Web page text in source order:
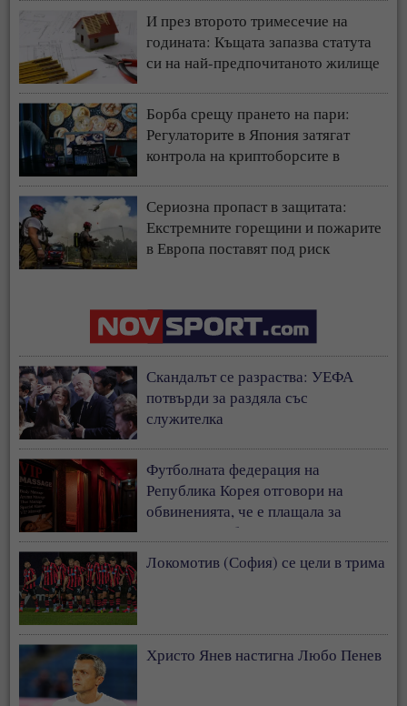
И през второто тримесечие на
годината: Къщата запазва статута
си на най-предпочитаното жилище
Борба срещу прането на пари:
Регулаторите в Япония затягат
контрола на криптоборсите в
Сериозна пропаст в защитата:
Екстремните горещини и пожарите
в Европа поставят под риск
Скандалът се разраства: УЕФА
потвърди за раздяла със
служителка
Футболната федерация на
Република Корея отговори на
обвиненията, че е плащала за
сексуални забавления на съдии
Локомотив (София) се цели в трима
Христо Янев настигна Любо Пенев